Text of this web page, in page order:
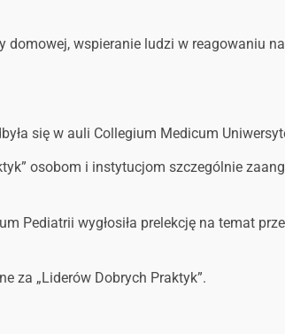
wspieranie ludzi w reagowaniu
się w auli Collegium Medicum
osobom i instytucjom szczególnie
Pediatrii wygłosiła prelekcję na temat
za „Liderów Dobrych Praktyk”.